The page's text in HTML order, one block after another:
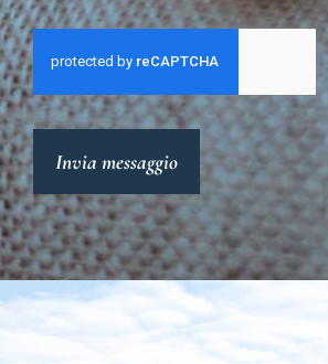
Invia messaggio